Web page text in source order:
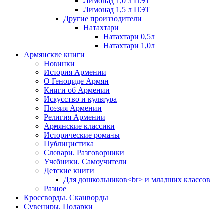
Лимонад 1,5 л ПЭТ
Другие производители
Натахтари
Натахтари 0,5л
Натахтари 1,0л
Армянские книги
Новинки
История Армении
О Геноциде Армян
Книги об Армении
Иcкусство и культура
Поэзия Армении
Религия Армении
Армянские классики
Исторические романы
Публицистика
Словари. Разговорники
Учебники. Самоучители
Детские книги
Для дошкольников<br> и младших классов
Разное
Кроссворды. Сканворды
Сувениры. Подарки